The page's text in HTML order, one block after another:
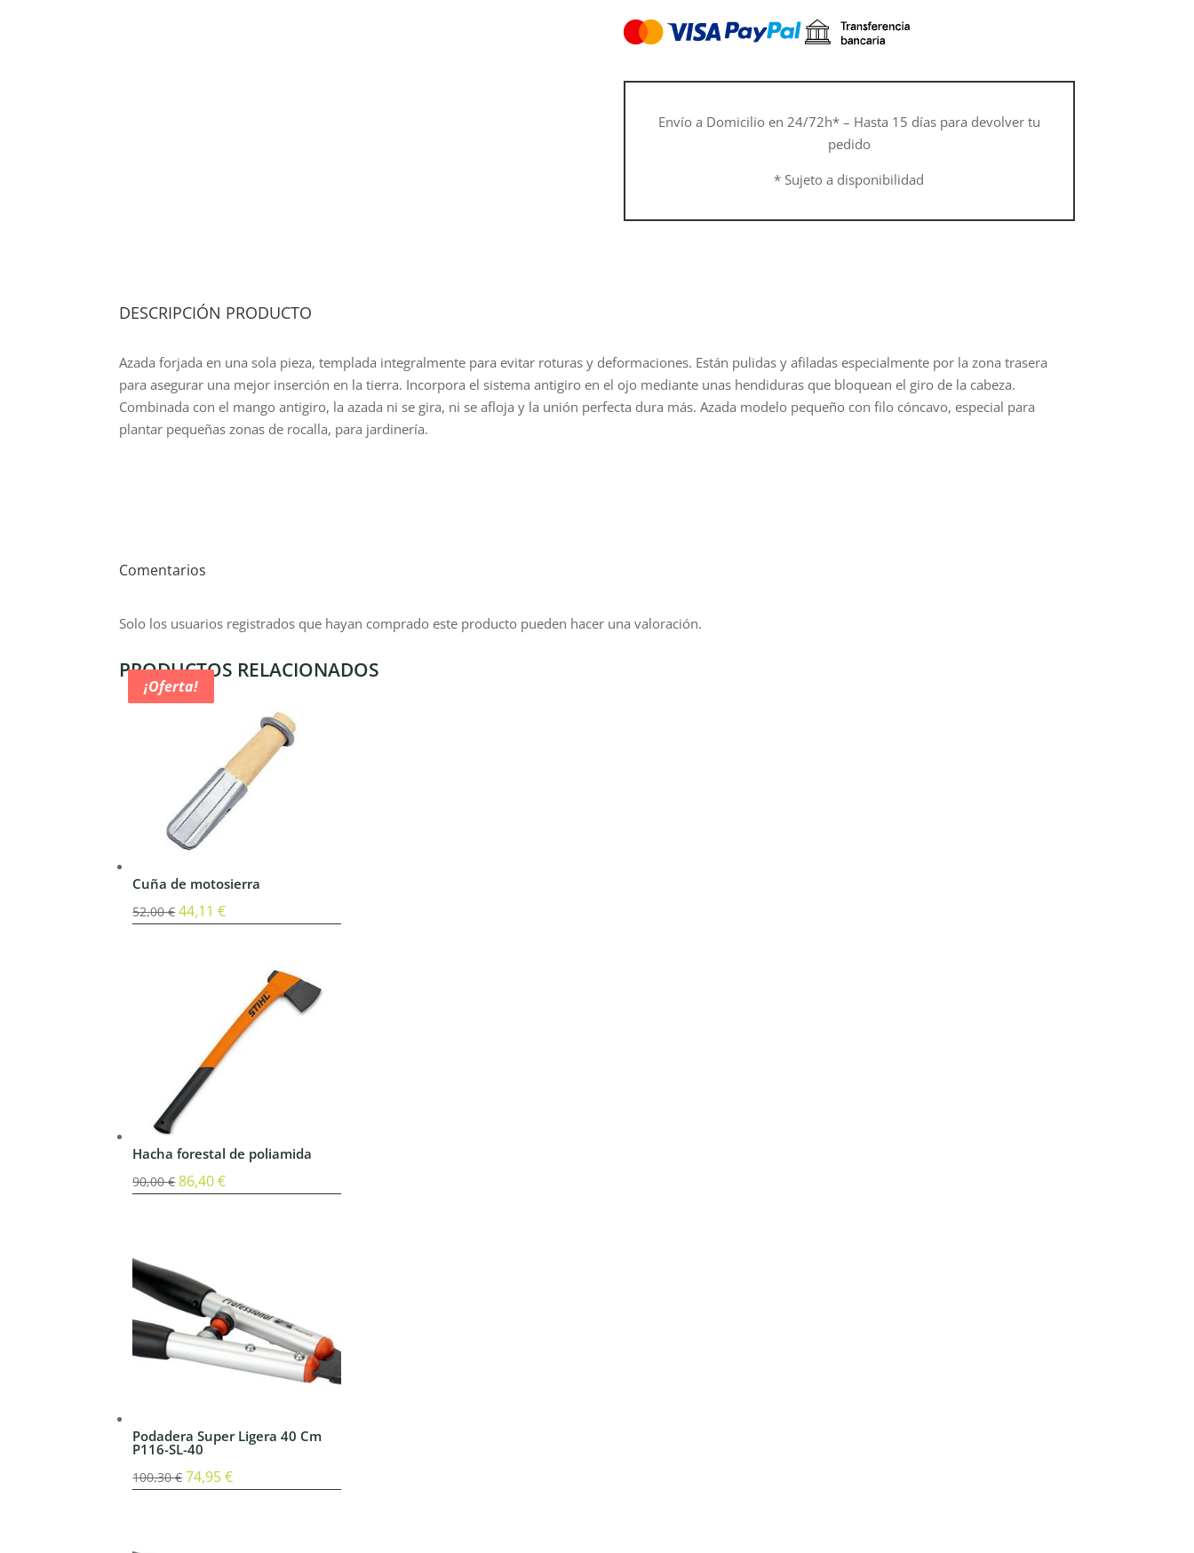
Envío a Domicilio en 24/72h* – Hasta 15 días para devolver tu
pedido
* Sujeto a disponibilidad
DESCRIPCIÓN PRODUCTO
Azada forjada en una sola pieza, templada integralmente para evitar roturas y deformaciones. Están pulidas y afiladas especialmente por la zona trasera
para asegurar una mejor inserción en la tierra. Incorpora el sistema antigiro en el ojo mediante unas hendiduras que bloquean el giro de la cabeza.
Combinada con el mango antigiro, la azada ni se gira, ni se afloja y la unión perfecta dura más. Azada modelo pequeño con filo cóncavo, especial para
plantar pequeñas zonas de rocalla, para jardinería.
Comentarios
Solo los usuarios registrados que hayan comprado este producto pueden hacer una valoración.
PRODUCTOS RELACIONADOS
¡Oferta!
Cuña de motosierra
52,00€El
44,11€El
44,11 €.
¡Oferta!
Hacha forestal de poliamida
90,00€El
90,00 €.
86,40€El
¡Oferta!
Podadera Super Ligera 40 Cm
P116-SL-40
100,30€El
74,95€El
¡Oferta!